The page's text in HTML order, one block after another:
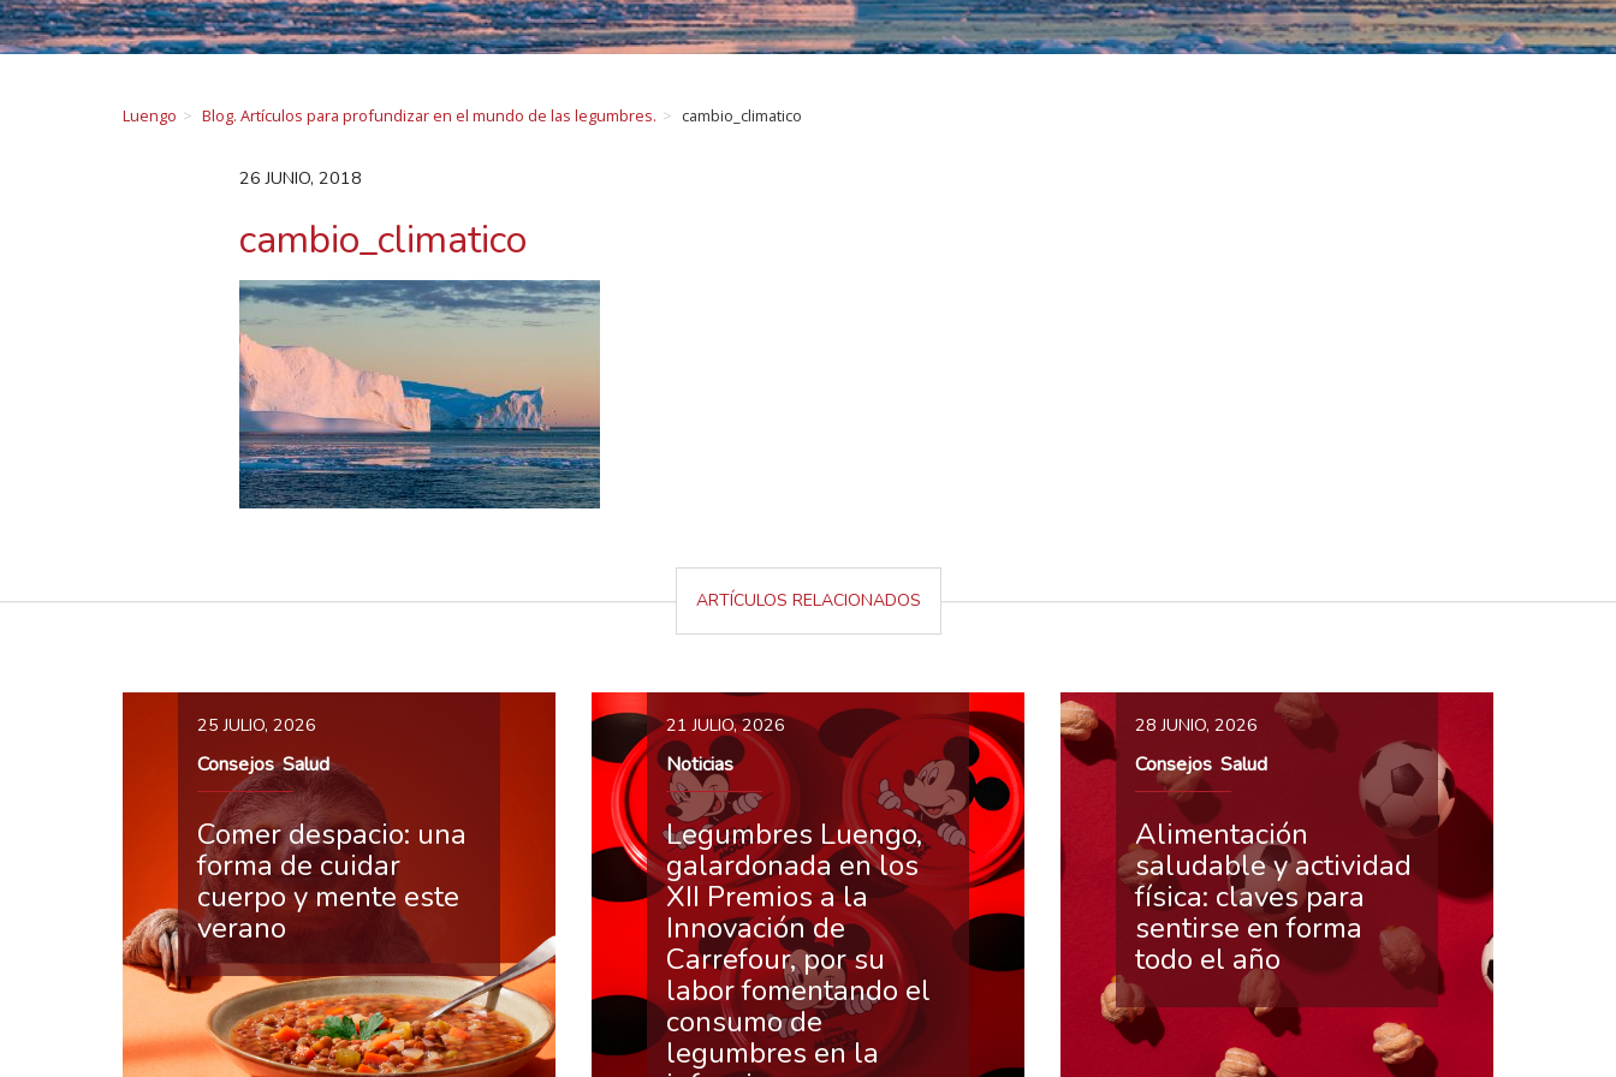
Luengo Blog. Artículos para profundizar en el mundo de las legumbres. cambio_climatico
26 JUNIO, 2018
cambio_climatico
ARTÍCULOS RELACIONADOS
25 JULIO, 2026
Consejos,Salud
Comer despacio: una
forma de cuidar
cuerpo y mente este
verano
21 JULIO, 2026
Noticias
Legumbres Luengo,
galardonada en los
XII Premios a la
Innovación de
Carrefour, por su
labor fomentando el
consumo de
legumbres en la
28 JUNIO, 2026
Consejos, Salud
Alimentación
saludable y actividad
física: claves para
sentirse en forma
todo el año